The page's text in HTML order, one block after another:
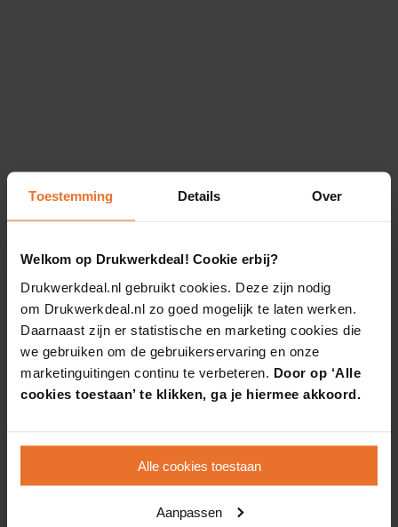
Toestemming Details Over
Welkom op Drukwerkdeal! Cookie erbij?
Drukwerkdeal.nl gebruikt cookies. Deze zijn nodig
om Drukwerkdeal.nl zo goed mogelijk te laten werken.
Daarnaast zijn er statistische en marketing cookies die
we gebruiken om de gebruikerservaring en onze
marketinguitingen continu te verbeteren. Door op ‘Alle
cookies toestaan’ te klikken, ga je hiermee akkoord.
Alle cookies toestaan
Aanpassen